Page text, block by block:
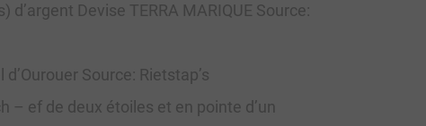
Devise TERRA MARIQUE Source:
Source: Rietstap’s
– ef de deux étoiles et en pointe d’un